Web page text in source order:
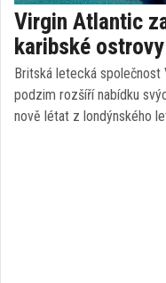
Virgin Atlantic
karibské
Britská letecká
podzim rozšíří nabídku
nově létat z londýnského